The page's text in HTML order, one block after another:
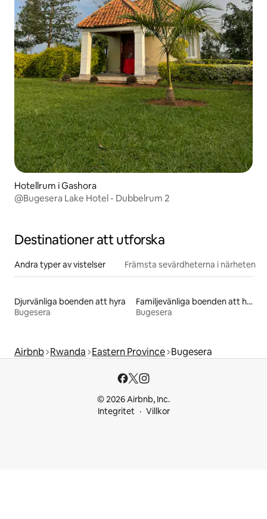
Hotellrum i Gashora
@Bugesera Lake Hotel - Dubbelrum 2
Destinationer att utforska
Andra typer av vistelser Främsta sevärdheterna i närheten
Djurvänliga boenden att hyra
Bugesera
Familjevänliga boenden att hyra
Bugesera
Airbnb Rwanda Eastern Province Bugesera
© 2026 Airbnb, Inc.
Integritet
Villkor